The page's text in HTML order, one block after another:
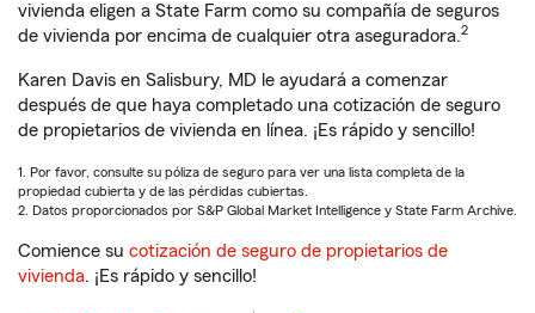
vivienda eligen a State Farm como su compañía de seguros
de vivienda por encima de cualquier otra aseguradora.2
Karen Davis en Salisbury, MD le ayudará a comenzar
después de que haya completado una cotización de seguro
de propietarios de vivienda en línea. ¡Es rápido y sencillo!
1. Por favor, consulte su póliza de seguro para ver una lista completa de la
propiedad cubierta y de las pérdidas cubiertas.
2. Datos proporcionados por S&P Global Market Intelligence y State Farm Archive.
Comience su cotización de seguro de propietarios de
vivienda. ¡Es rápido y sencillo!